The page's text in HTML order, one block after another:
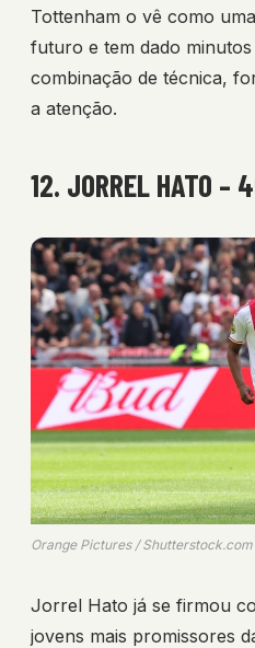
Tottenham o vê como
futuro e tem dado
combinação de técnica,
a atenção.
12. JORREL HATO –
Orange Pictures / Shutterstock.com
Jorrel Hato já se firmou
jovens mais promissores